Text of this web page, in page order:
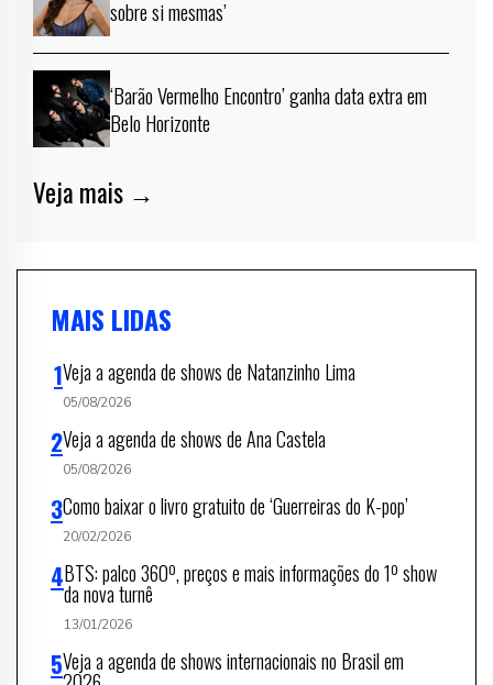
sobre si mesmas’
‘Barão Vermelho Encontro’ ganha data extra em
Belo Horizonte
Veja mais →
MAIS LIDAS
Veja a agenda de shows de Natanzinho Lima
05/08/2026
Veja a agenda de shows de Ana Castela
05/08/2026
Como baixar o livro gratuito de ‘Guerreiras do K-pop’
20/02/2026
BTS: palco 360º, preços e mais informações do 1º show
da nova turnê
13/01/2026
Veja a agenda de shows internacionais no Brasil em